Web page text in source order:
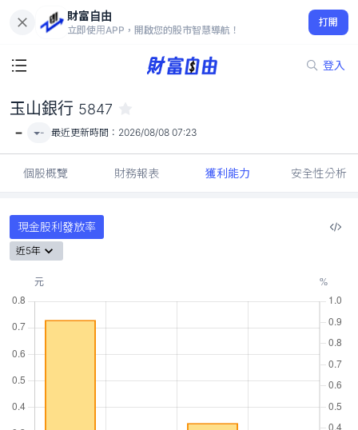
財富自由
立即使用APP，開啟您的股市智慧導航！
打開
登入
-
玉山銀行 5847
- - 最近更新時間： 2026/08/08 07:23
個股概覽 財務報表 獲利能力 安全性分析
現金股利發放率
近5年